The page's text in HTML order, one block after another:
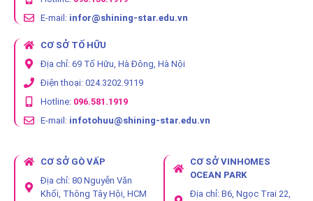
E-mail: infor@shining-star.edu.vn
CƠ SỞ TỐ HỮU
Địa chỉ: 69 Tố Hữu, Hà Đông, Hà Nội
Điện thoại: 024.3202.9119
Hotline: 096.581.1919
E-mail: infotohuu@shining-star.edu.vn
CƠ SỞ GÒ VẤP
Địa chỉ: 80 Nguyễn Văn
Khối, Thông Tây Hội, HCM
CƠ SỞ VINHOMES
OCEAN PARK
Địa chỉ: B6, Ngọc Trai 22,